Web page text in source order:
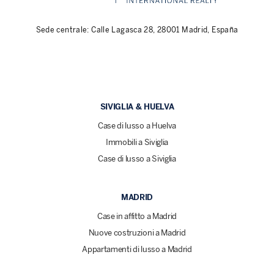
Sede centrale: Calle Lagasca 28, 28001 Madrid, España
SIVIGLIA & HUELVA
Case di lusso a Huelva
Immobili a Siviglia
Case di lusso a Siviglia
MADRID
Case in affitto a Madrid
Nuove costruzioni a Madrid
Appartamenti di lusso a Madrid